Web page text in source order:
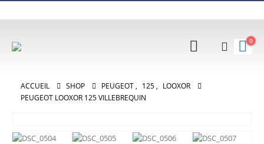
0
ACCUEIL SHOP PEUGEOT, 125, LOOXOR
PEUGEOT LOOXOR 125 VILLEBREQUIN